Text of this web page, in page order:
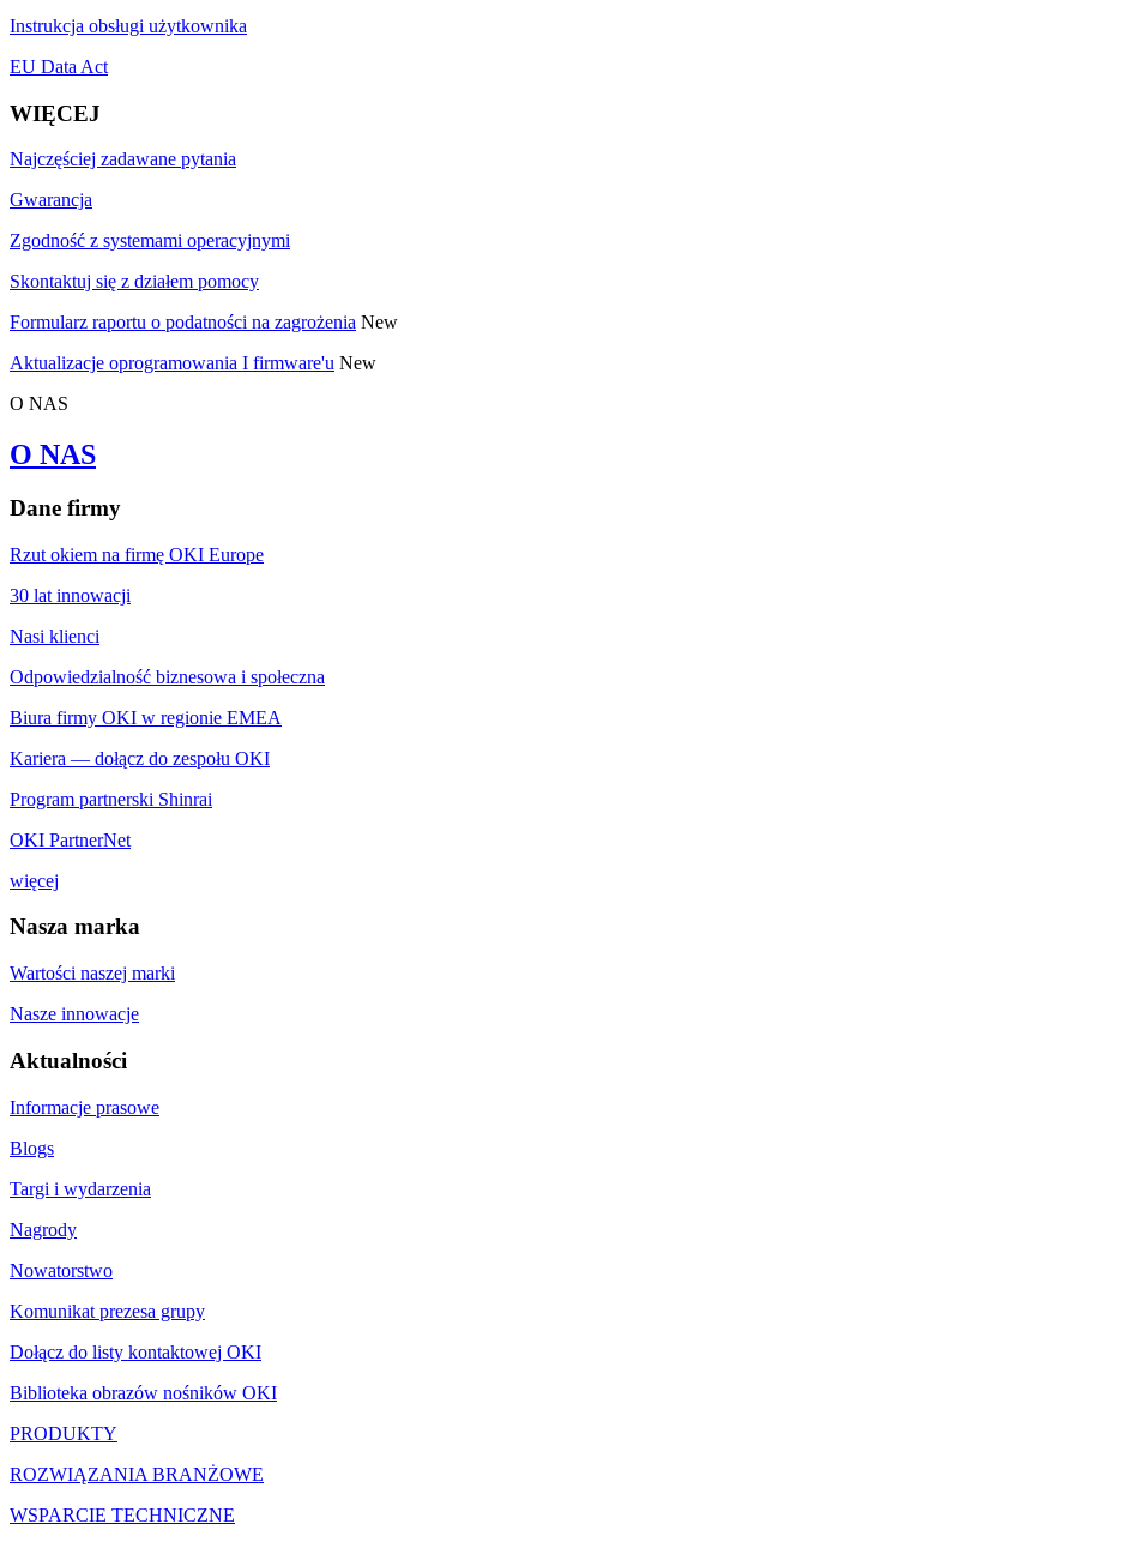
Instrukcja obsługi użytkownika
EU Data Act
WIĘCEJ
Najczęściej zadawane pytania
Gwarancja
Zgodność z systemami operacyjnymi
Skontaktuj się z działem pomocy
Formularz raportu o podatności na zagrożenia New
Aktualizacje oprogramowania I firmware'u New
O NAS
O NAS
Dane firmy
Rzut okiem na firmę OKI Europe
30 lat innowacji
Nasi klienci
Odpowiedzialność biznesowa i społeczna
Biura firmy OKI w regionie EMEA
Kariera — dołącz do zespołu OKI
Program partnerski Shinrai
OKI PartnerNet
więcej
Nasza marka
Wartości naszej marki
Nasze innowacje
Aktualności
Informacje prasowe
Blogs
Targi i wydarzenia
Nagrody
Nowatorstwo
Komunikat prezesa grupy
Dołącz do listy kontaktowej OKI
Biblioteka obrazów nośników OKI
PRODUKTY
ROZWIĄZANIA BRANŻOWE
WSPARCIE TECHNICZNE